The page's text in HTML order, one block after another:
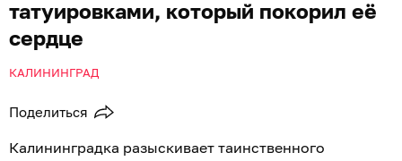
татуировками, который покорил её
сердце
КАЛИНИНГРАД
Поделиться
Калининградка разыскивает таинственного